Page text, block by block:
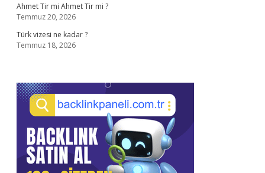
Ahmet Tir mi Ahmet Tir mi ?
Temmuz 20, 2026
Türk vizesi ne kadar ?
Temmuz 18, 2026